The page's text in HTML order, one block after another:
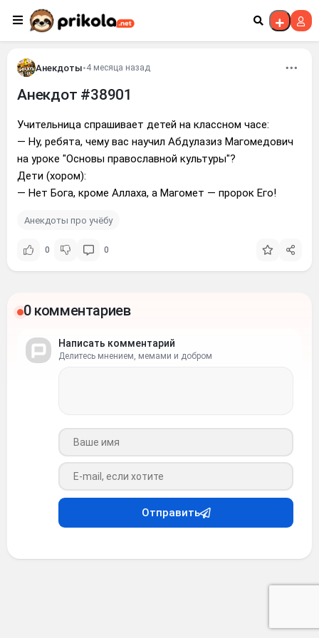
Перейти к контенту
Анекдоты•4 месяца назад
Анекдот #38901
Учительница спрашивает детей на классном часе:
— Ну, ребята, чему вас научил Абдулазиз Магомедович
на уроке "Основы православной культуры"?
Дети (хором):
— Нет Бога, кроме Аллаха, а Магомет — пророк Его!
Анекдоты про учёбу
0 0
0 комментариев
Написать комментарий
Делитесь мнением, мемами и добром
Ваше имя
Ваш e-mail
Отправить